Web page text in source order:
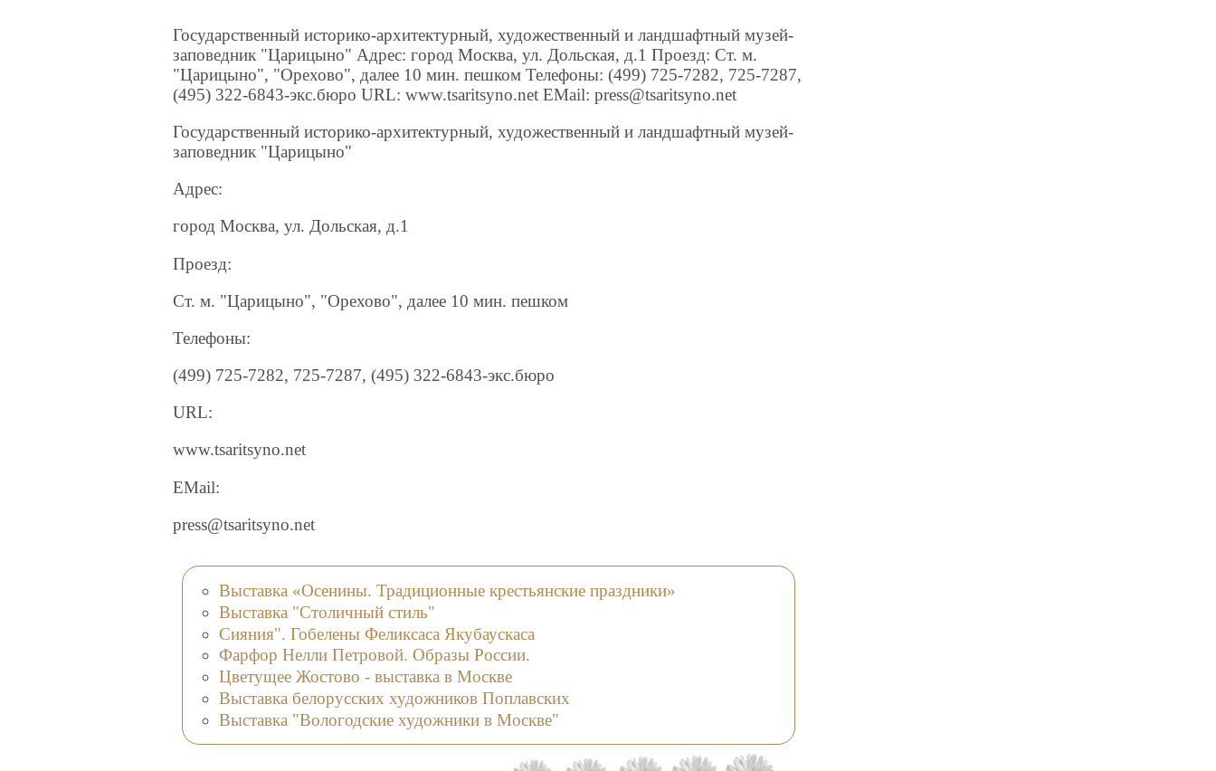
Государственный историко-архитектурный, художественный и ландшафтный музей-
заповедник "Царицыно" Адрес: город Москва, ул. Дольская, д.1 Проезд: Ст. м.
"Царицыно", "Орехово", далее 10 мин. пешком Телефоны: (499) 725-7282, 725-7287,
(495) 322-6843-экс.бюро URL: www.tsaritsyno.net EMail: press@tsaritsyno.net
Государственный историко-архитектурный, художественный и ландшафтный музей-
заповедник "Царицыно"
Адрес:
город Москва, ул. Дольская, д.1
Проезд:
Ст. м. "Царицыно", "Орехово", далее 10 мин. пешком
Телефоны:
(499) 725-7282, 725-7287, (495) 322-6843-экс.бюро
URL:
www.tsaritsyno.net
EMail:
press@tsaritsyno.net
Выставка «Осенины. Традиционные крестьянские праздники»
Выставка "Столичный стиль"
Сияния". Гобелены Феликсаса Якубаускаса
Фарфор Нелли Петровой. Образы России.
Цветущее Жостово - выставка в Москве
Выставка белорусских художников Поплавских
Выставка "Вологодские художники в Москве"